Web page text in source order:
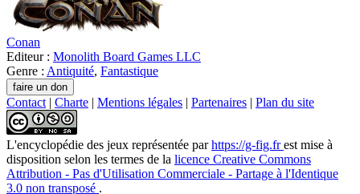
Conan
Editeur : Monolith Board Games LLC
Genre : Antiquité, Fantastique
Contact | Charte | Mentions légales | Partenaires | Plan du site
L'encyclopédie des jeux représentée parhttps://g-fig.frest mise à
disposition selon les termes de la licence Creative Commons
Attribution - Pas d'Utilisation Commerciale - Partage à l'Identique
3.0 non transposé .